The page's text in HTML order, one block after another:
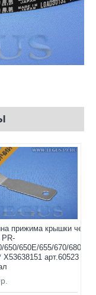
прижима крышки
PR-
650/650E/655/670/680/
X53638151 арт.60523